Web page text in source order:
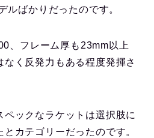
ルばかりだったのです。
、フレーム厚も23mm以上
なく反発力もある程度発揮さ
ックなラケットは選択肢に
カテゴリーだったのです。